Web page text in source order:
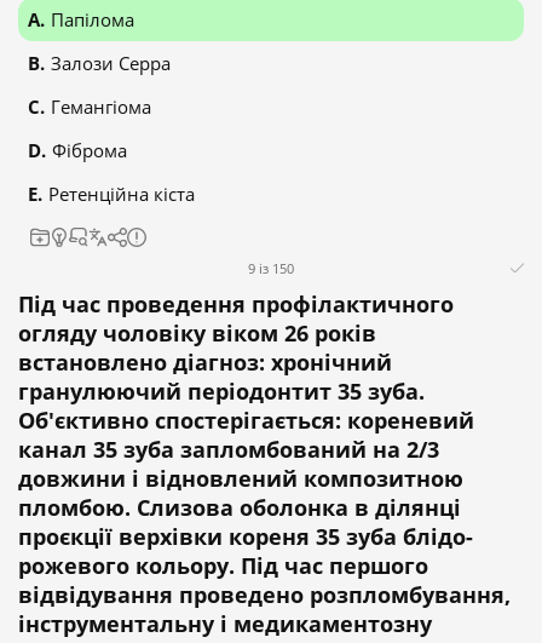
Папілома
Залози Серра
Гемангіома
Фіброма
Ретенційна кіста
9 із 150
Під час проведення профілактичного
огляду чоловіку віком 26 років
встановлено діагноз: хронічний
гранулюючий періодонтит 35 зуба.
Об'єктивно спостерігається: кореневий
канал 35 зуба запломбований на 2/3
довжини і відновлений композитною
пломбою. Слизова оболонка в ділянці
проєкції верхівки кореня 35 зуба блідо-
рожевого кольору. Під час першого
відвідування проведено розпломбування,
інструментальну і медикаментозну